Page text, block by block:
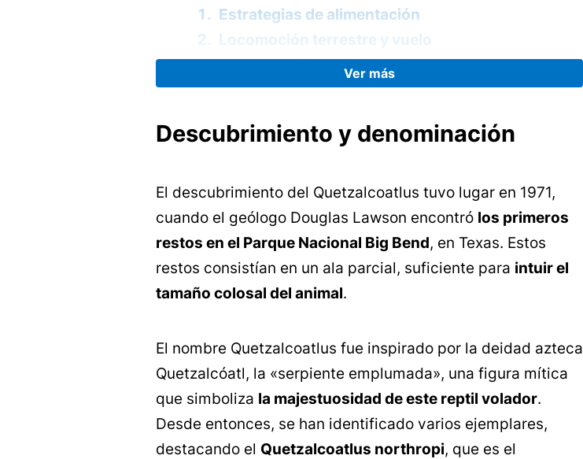
Estrategias de alimentación
Locomoción terrestre y vuelo
Reproducción y ciclo de vida
Extinción del Quetzalcoatlus
Representaciones culturales del Quetzalcoatlus
Descubrimiento y denominación
El descubrimiento del Quetzalcoatlus tuvo lugar en 1971,
cuando el geólogo Douglas Lawson encontró los primeros
restos en el Parque Nacional Big Bend, en Texas. Estos
restos consistían en un ala parcial, suficiente para intuir el
tamaño colosal del animal.
El nombre Quetzalcoatlus fue inspirado por la deidad azteca
Quetzalcóatl, la «serpiente emplumada», una figura mítica
que simboliza la majestuosidad de este reptil volador.
Desde entonces, se han identificado varios ejemplares,
destacando el Quetzalcoatlus northropi, que es el